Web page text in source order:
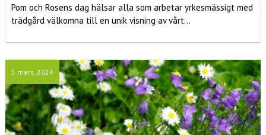
Pom och Rosens dag hälsar alla som arbetar yrkesmässigt med
trädgård välkomna till en unik visning av vårt...
5 mars, 2024